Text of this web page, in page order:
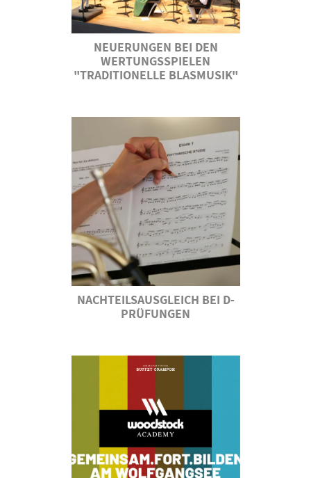
NEUERUNGEN BEI DEN
WERTUNGSSPIELEN
"TRADITIONELLE BLASMUSIK"
NACHTEILSAUSGLEICH BEI D-
PRÜFUNGEN